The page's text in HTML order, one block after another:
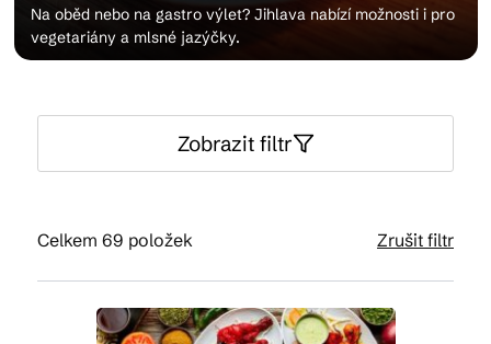
© 2026 Brána Jihlavy
Na oběd nebo na gastro výlet? Jihlava nabízí možnosti i pro
vegetariány a mlsné jazýčky.
Zobrazit filtr
Celkem 69 položek Zrušit filtr